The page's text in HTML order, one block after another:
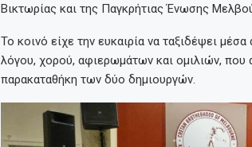
Βικτωρίας και της Παγκρήτιας Ένωσης
Το κοινό είχε την ευκαιρία να ταξιδέψει
λόγου, χορού, αφιερωμάτων και ομιλιών, που
παρακαταθήκη των δύο δημιουργών.